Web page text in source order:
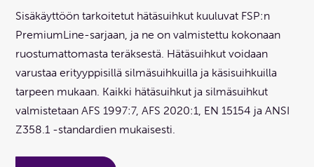
Sisäkäyttöön tarkoitetut hätäsuihkut kuuluvat FSP:n
PremiumLine-sarjaan, ja ne on valmistettu kokonaan
ruostumattomasta teräksestä. Hätäsuihkut voidaan
varustaa erityyppisillä silmäsuihkuilla ja käsisuihkuilla
tarpeen mukaan. Kaikki hätäsuihkut ja silmäsuihkut
valmistetaan AFS 1997:7, AFS 2020:1, EN 15154 ja ANSI
Z358.1 -standardien mukaisesti.